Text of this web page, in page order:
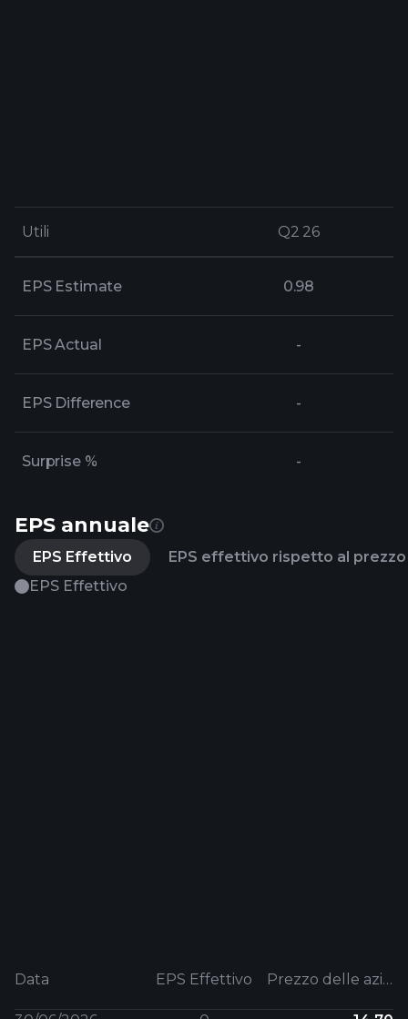
Utili Q2 26
Utili Q2 26
EPS Estimate 0.98
EPS Actual -
EPS Difference -
Surprise % -
EPS annuale
EPS Effettivo
EPS effettivo rispetto al
EPS Effettivo
Data EPS Effettivo Prezzo delle azioni